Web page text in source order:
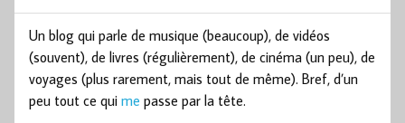
Un blog qui parle de musique (beaucoup), de vidéos
(souvent), de livres (régulièrement), de cinéma (un peu), de
voyages (plus rarement, mais tout de même). Bref, d’un
peu tout ce qui me passe par la tête.